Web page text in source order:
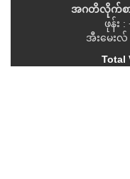
အဂတိလိုက်စာ
ဖုန်း
အီးမေးလ်
Total